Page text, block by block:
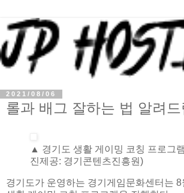
2021/08/06
롤과 배그 잘하는 법 알려
▲ 경기도 생활 게이밍 코칭 프로그
진제공: 경기콘텐츠진흥원)
경기도가 운영하는 경기게임문화센터는 8